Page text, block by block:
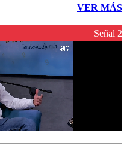
VER MÁS
Señal 2